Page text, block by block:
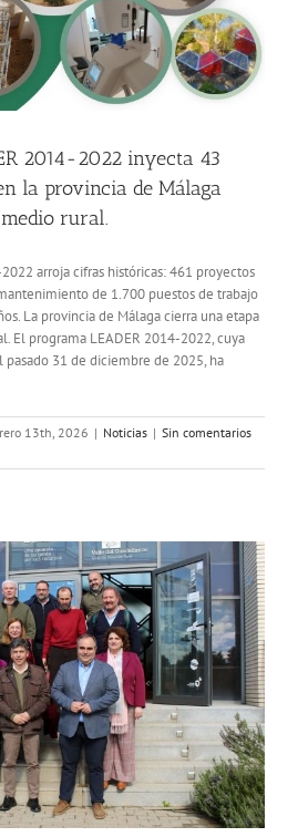
2014-2022 inyecta 43
la provincia de Málaga
rural.
arroja cifras históricas: 461 proyectos
de 1.700 puestos de trabajo
La provincia de Málaga cierra una etapa
El programa LEADER 2014-2022, cuya
31 de diciembre de 2025, ha
13th, 2026 | Noticias | Sin comentarios